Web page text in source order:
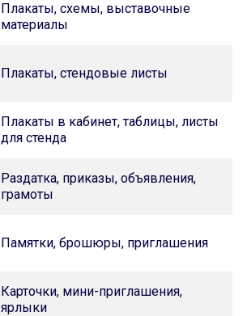
Плакаты, схемы, выставочные
материалы
Плакаты, стендовые листы
Плакаты в кабинет, таблицы, листы
для стенда
Раздатка, приказы, объявления,
грамоты
Памятки, брошюры, приглашения
Карточки, мини-приглашения,
ярлыки